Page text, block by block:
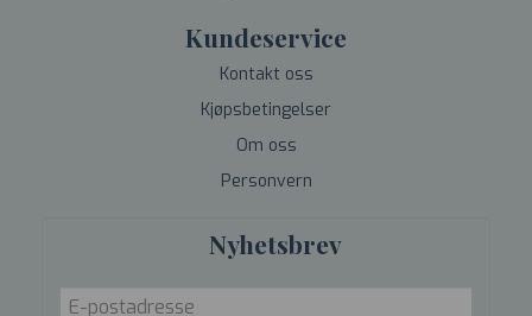
Kundeservice
Kontakt oss
Kjøpsbetingelser
Om oss
Personvern
Nyhetsbrev